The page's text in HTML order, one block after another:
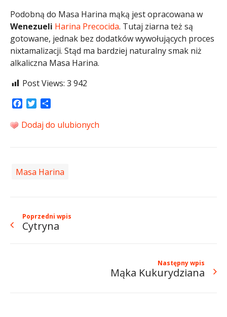
Podobną do Masa Harina mąką jest opracowana w
Wenezueli Harina Precocida. Tutaj ziarna też są
gotowane, jednak bez dodatków wywołujących proces
nixtamalizacji. Stąd ma bardziej naturalny smak niż
alkaliczna Masa Harina.
Post Views: 3 942
Facebook
Twitter
Dodaj do ulubionych
Masa Harina
Poprzedni wpis
Cytryna
Następny wpis
Mąka Kukurydziana